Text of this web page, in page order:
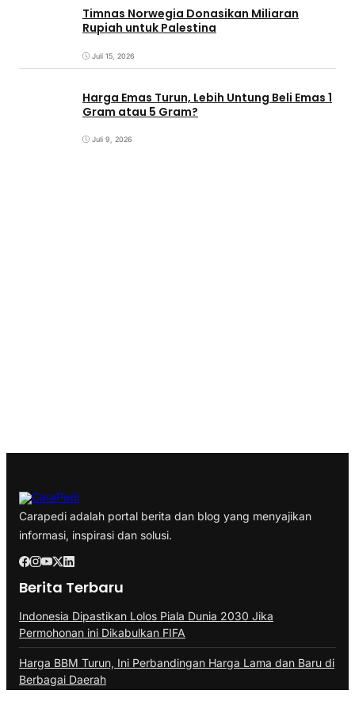
Timnas Norwegia Donasikan Miliaran
Rupiah untuk Palestina
Juli 15, 2026
Harga Emas Turun, Lebih Untung Beli Emas 1
Gram atau 5 Gram?
Juli 9, 2026
Carapedi adalah portal berita dan blog yang menyajikan
informasi, inspirasi dan solusi.
Berita Terbaru
Indonesia Dipastikan Lolos Piala Dunia 2030 Jika
Permohonan ini Dikabulkan FIFA
Harga BBM Turun, Ini Perbandingan Harga Lama dan Baru di
Berbagai Daerah